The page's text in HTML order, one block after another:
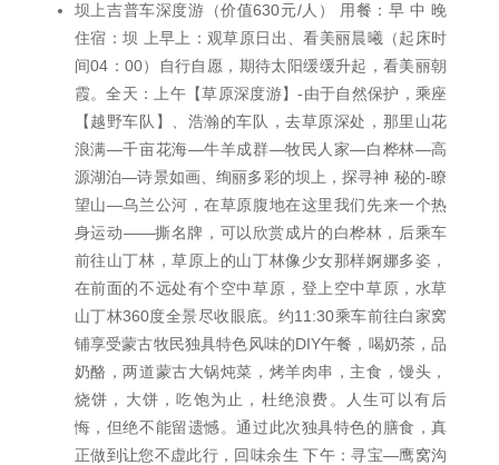
坝上吉普车深度游（价值630元/人） 用餐：早 中 晚
住宿：坝 上早上：观草原日出、看美丽晨曦（起床时
间04：00）自行自愿，期待太阳缓缓升起，看美丽朝
霞。全天：上午【草原深度游】-由于自然保护，乘座
【越野车队】、浩瀚的车队，去草原深处，那里山花
浪满—千亩花海—牛羊成群—牧民人家—白桦林—高
源湖泊—诗景如画、绚丽多彩的坝上，探寻神 秘的-瞭
望山—乌兰公河，在草原腹地在这里我们先来一个热
身运动——撕名牌，可以欣赏成片的白桦林，后乘车
前往山丁林，草原上的山丁林像少女那样婀娜多姿，
在前面的不远处有个空中草原，登上空中草原，水草
山丁林360度全景尽收眼底。约11:30乘车前往白家窝
铺享受蒙古牧民独具特色风味的DIY午餐，喝奶茶，品
奶酪，两道蒙古大锅炖菜，烤羊肉串，主食，馒头，
烧饼，大饼，吃饱为止，杜绝浪费。人生可以有后
悔，但绝不能留遗憾。通过此次独具特色的膳食，真
正做到让您不虚此行，回味余生 下午：寻宝—鹰窝沟